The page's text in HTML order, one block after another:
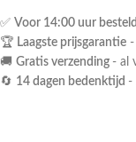
✅ Voor 14:00 uur besteld
🏆 Laagste prijsgarantie
🚚 Gratis verzending - al
🔄 14 dagen bedenktijd -